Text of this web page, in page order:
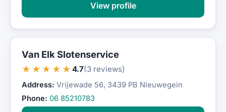
View profile
Van Elk Slotenservice
★★★★★ 4.7(3 reviews)
Address: Vrijewade 56, 3439 PB Nieuwegein
Phone: 06 85210783